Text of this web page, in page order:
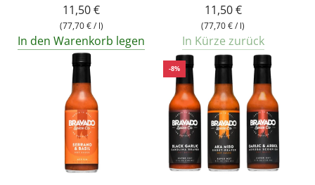
11,50 €
(77,70 €/ l)
In den Warenkorb legen
11,50 €
(77,70 €/ l)
In Kürze zurück
-8%